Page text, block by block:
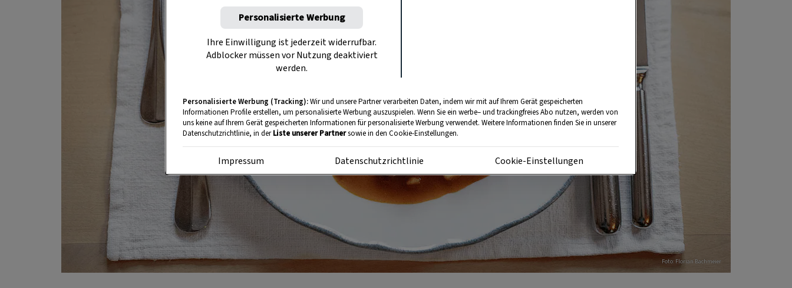
Foto: Florian Bachmeier
Personalisierte Werbung
Ihre Einwilligung ist jederzeit widerrufbar.
Adblocker müssen vor Nutzung deaktiviert
werden.
Personalisierte Werbung (Tracking):Wir und unsere Partner verarbeiten Daten, indem wir mit auf Ihrem Gerät gespeicherten
Informationen Profile erstellen, um personalisierte Werbung auszuspielen. Wenn Sie ein werbe– und trackingfreies Abo nutzen, werden von
uns keine auf Ihrem Gerät gespeicherten Informationen für personalisierte Werbung verwendet. Weitere Informationen finden Sie in unserer
Datenschutzrichtlinie, in derListe unserer Partnersowie in den Cookie-Einstellungen.
Impressum Datenschutzrichtlinie Cookie-Einstellungen